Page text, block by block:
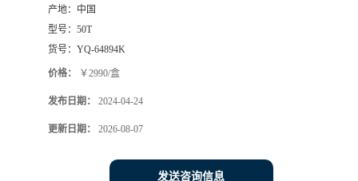
产地： 中国
型号： 50T
货号： YQ-64894K
价格： ￥2990/盒
发布日期： 2024-04-24
更新日期： 2026-08-07
发送咨询信息